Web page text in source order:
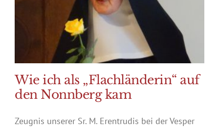
Wie ich als „Flachländerin“ auf
den Nonnberg kam
Zeugnis unserer Sr. M. Erentrudis bei der Vesper